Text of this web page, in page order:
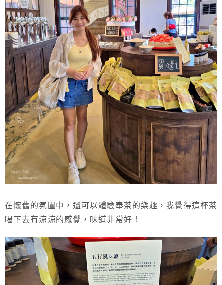
在懷舊的氛圍中，還可以體驗奉茶的樂趣，我覺得這杯茶
喝下去有涼涼的感覺，味道非常好！